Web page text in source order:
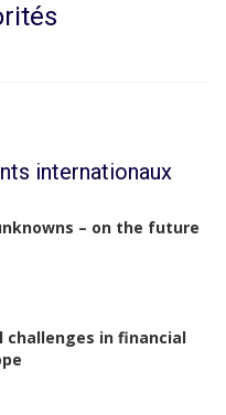
internationaux
– on the future
challenges in financial